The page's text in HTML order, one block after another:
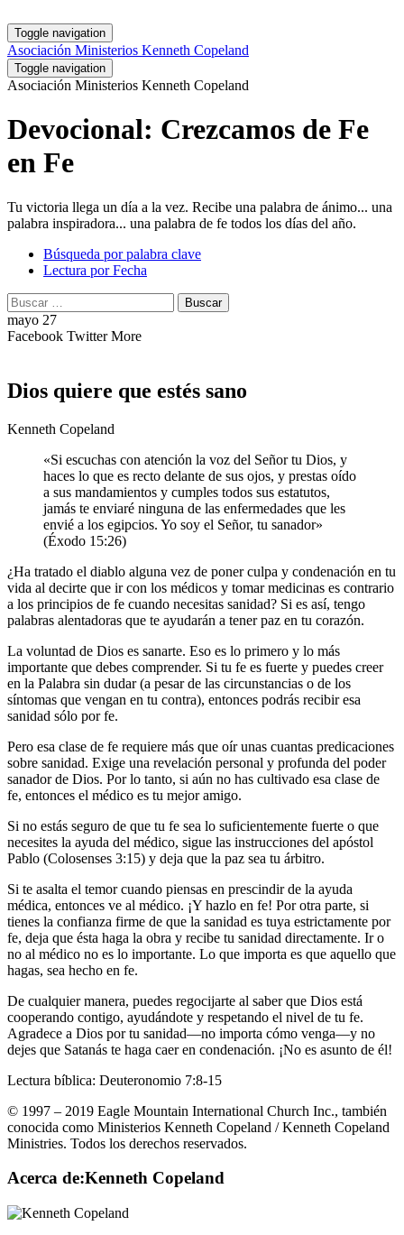
Toggle navigation
Asociación Ministerios Kenneth Copeland
Toggle navigation
Asociación Ministerios Kenneth Copeland
Devocional: Crezcamos de Fe
en Fe
Tu victoria llega un día a la vez. Recibe una palabra de ánimo... una
palabra inspiradora... una palabra de fe todos los días del año.
Búsqueda por palabra clave
Lectura por Fecha
Buscar:
Buscar
mayo 27
Facebook Twitter More
Dios quiere que estés sano
Kenneth Copeland
«Si escuchas con atención la voz del Señor tu Dios, y
haces lo que es recto delante de sus ojos, y prestas oído
a sus mandamientos y cumples todos sus estatutos,
jamás te enviaré ninguna de las enfermedades que les
envié a los egipcios. Yo soy el Señor, tu sanador»
(Éxodo 15:26)
¿Ha tratado el diablo alguna vez de poner culpa y condenación en tu
vida al decirte que ir con los médicos y tomar medicinas es contrario
a los principios de fe cuando necesitas sanidad? Si es así, tengo
palabras alentadoras que te ayudarán a tener paz en tu corazón.
La voluntad de Dios es sanarte. Eso es lo primero y lo más
importante que debes comprender. Si tu fe es fuerte y puedes creer
en la Palabra sin dudar (a pesar de las circunstancias o de los
síntomas que vengan en tu contra), entonces podrás recibir esa
sanidad sólo por fe.
Pero esa clase de fe requiere más que oír unas cuantas predicaciones
sobre sanidad. Exige una revelación personal y profunda del poder
sanador de Dios. Por lo tanto, si aún no has cultivado esa clase de
fe, entonces el médico es tu mejor amigo.
Si no estás seguro de que tu fe sea lo suficientemente fuerte o que
necesites la ayuda del médico, sigue las instrucciones del apóstol
Pablo (Colosenses 3:15) y deja que la paz sea tu árbitro.
Si te asalta el temor cuando piensas en prescindir de la ayuda
médica, entonces ve al médico. ¡Y hazlo en fe! Por otra parte, si
tienes la confianza firme de que la sanidad es tuya estrictamente por
fe, deja que ésta haga la obra y recibe tu sanidad directamente. Ir o
no al médico no es lo importante. Lo que importa es que aquello que
hagas, sea hecho en fe.
De cualquier manera, puedes regocijarte al saber que Dios está
cooperando contigo, ayudándote y respetando el nivel de tu fe.
Agradece a Dios por tu sanidad―no importa cómo venga―y no
dejes que Satanás te haga caer en condenación. ¡No es asunto de él!
Lectura bíblica: Deuteronomio 7:8-15
© 1997 – 2019 Eagle Mountain International Church Inc., también
conocida como Ministerios Kenneth Copeland / Kenneth Copeland
Ministries. Todos los derechos reservados.
Acerca de:Kenneth Copeland